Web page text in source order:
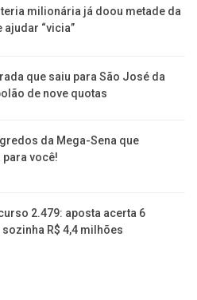
milionária já doou metade da
“vicia”
que saiu para São José da
de nove quotas
da Mega-Sena que
você!
2.479: aposta acerta 6
R$ 4,4 milhões